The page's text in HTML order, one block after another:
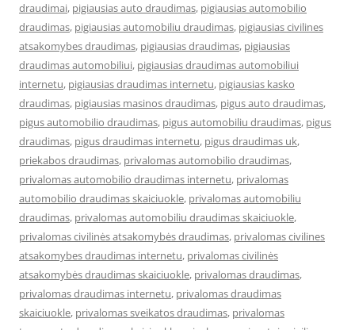
draudimai, pigiausias auto draudimas, pigiausias automobilio
draudimas, pigiausias automobiliu draudimas, pigiausias civilines
atsakomybes draudimas, pigiausias draudimas, pigiausias
draudimas automobiliui, pigiausias draudimas automobiliui
internetu, pigiausias draudimas internetu, pigiausias kasko
draudimas, pigiausias masinos draudimas, pigus auto draudimas,
pigus automobilio draudimas, pigus automobiliu draudimas, pigus
draudimas, pigus draudimas internetu, pigus draudimas uk,
priekabos draudimas, privalomas automobilio draudimas,
privalomas automobilio draudimas internetu, privalomas
automobilio draudimas skaiciuokle, privalomas automobiliu
draudimas, privalomas automobiliu draudimas skaiciuokle,
privalomas civilinės atsakomybės draudimas, privalomas civilines
atsakomybes draudimas internetu, privalomas civilinės
atsakomybės draudimas skaiciuokle, privalomas draudimas,
privalomas draudimas internetu, privalomas draudimas
skaiciuokle, privalomas sveikatos draudimas, privalomas